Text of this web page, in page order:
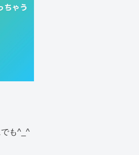
も^_^